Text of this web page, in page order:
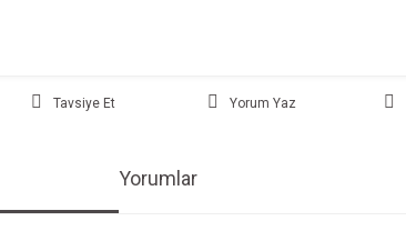
Tavsiye Et Yorum Yaz
Yorumlar